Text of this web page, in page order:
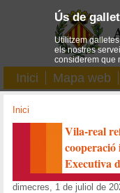
Inici Mapa web
Inici
Vila-real
Executiva
dimecres, 1 de juliol de
Ús de
Utilitzem
els nostres
considerem que